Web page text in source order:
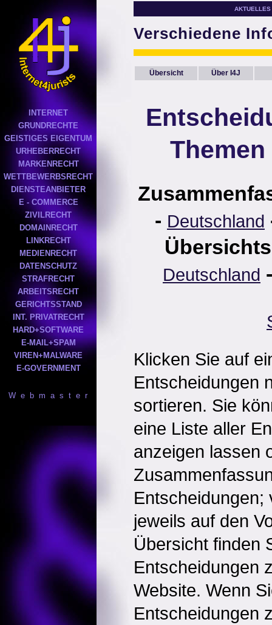
INTERNET
GRUNDRECHTE
GEISTIGES EIGENTUM
URHEBERRECHT
MARKENRECHT
WETTBEWERBSRECHT
DIENSTEANBIETER
E - COMMERCE
ZIVILRECHT
DOMAINRECHT
LINKRECHT
MEDIENRECHT
DATENSCHUTZ
STRAFRECHT
ARBEITSRECHT
GERICHTSSTAND
INT. PRIVATRECHT
HARD+SOFTWARE
E-MAIL+SPAM
VIREN+MALWARE
E-GOVERNMENT
W e b m a s t e r
AKTUELLES
Verschiedene
Übersicht Über I4J
- Deutschland
Deutschland
Klicken Sie auf
Entscheidungen
sortieren. Sie
eine Liste aller
anzeigen lassen
Entscheidungen;
jeweils auf den
Übersicht finden
Entscheidungen
Website. Wenn
Entscheidungen